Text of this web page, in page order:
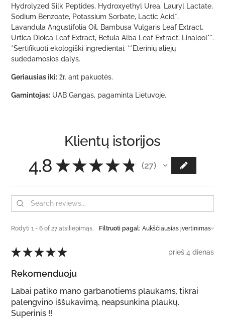
Hydrolyzed Silk Peptides, Hydroxyethyl Urea, Lauryl Lactate,
Sodium Benzoate, Potassium Sorbate, Lactic Acid*,
Lavandula Angustifolia Oil, Bambusa Vulgaris Leaf Extract,
Urtica Dioica Leaf Extract, Betula Alba Leaf Extract, Linalool**.
*Sertifikuoti ekologiški ingredientai. **Eterinių aliejų
sudedamosios dalys.
Geriausias iki: žr. ant pakuotės.
Gamintojas: UAB Gangas, pagaminta Lietuvoje.
Klientų istorijos
4.8 ★ ★ ★ ★ ★ 27
27
Rodyti 1 - 6 of 27 atsiliepimąs. Filtruoti pagal:
★ ★ ★ ★ ★ prieš 4 dienas
Rekomenduoju
Labai patiko mano garbanotiems plaukams, tikrai
palengvino iššukavimą, neapsunkina plaukų.
Superinis !!